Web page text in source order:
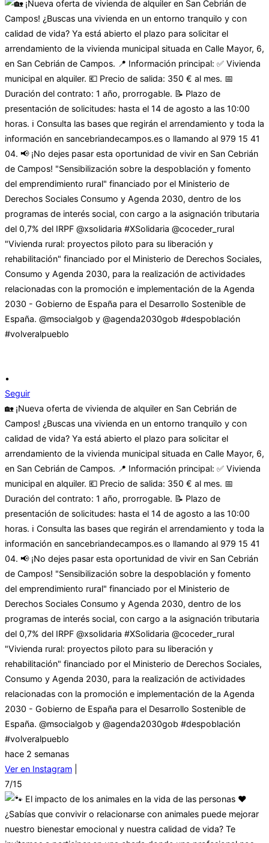
•
Seguir
🏡 ¡Nueva oferta de vivienda de alquiler en San Cebrián de
Campos! ¿Buscas una vivienda en un entorno tranquilo y con
calidad de vida? Ya está abierto el plazo para solicitar el
arrendamiento de la vivienda municipal situada en Calle Mayor, 6,
en San Cebrián de Campos. 📍 Información principal: ✅ Vivienda
municipal en alquiler. 💶 Precio de salida: 350 € al mes. 📅
Duración del contrato: 1 año, prorrogable. 📝 Plazo de
presentación de solicitudes: hasta el 14 de agosto a las 10:00
horas. ℹ️ Consulta las bases que regirán el arrendamiento y toda la
información en sancebriandecampos.es o llamando al 979 15 41
04. 📢 ¡No dejes pasar esta oportunidad de vivir en San Cebrián
de Campos! "Sensibilización sobre la despoblación y fomento
del emprendimiento rural" financiado por el Ministerio de
Derechos Sociales Consumo y Agenda 2030, dentro de los
programas de interés social, con cargo a la asignación tributaria
del 0,7% del IRPF @xsolidaria #XSolidaria @coceder_rural
"Vivienda rural: proyectos piloto para su liberación y
rehabilitación" financiado por el Ministerio de Derechos Sociales,
Consumo y Agenda 2030, para la realización de actividades
relacionadas con la promoción e implementación de la Agenda
2030 - Gobierno de España para el Desarrollo Sostenible de
España. @msocialgob y @agenda2030gob #despoblación
#volveralpueblo
hace 2 semanas
Ver en Instagram
7/15